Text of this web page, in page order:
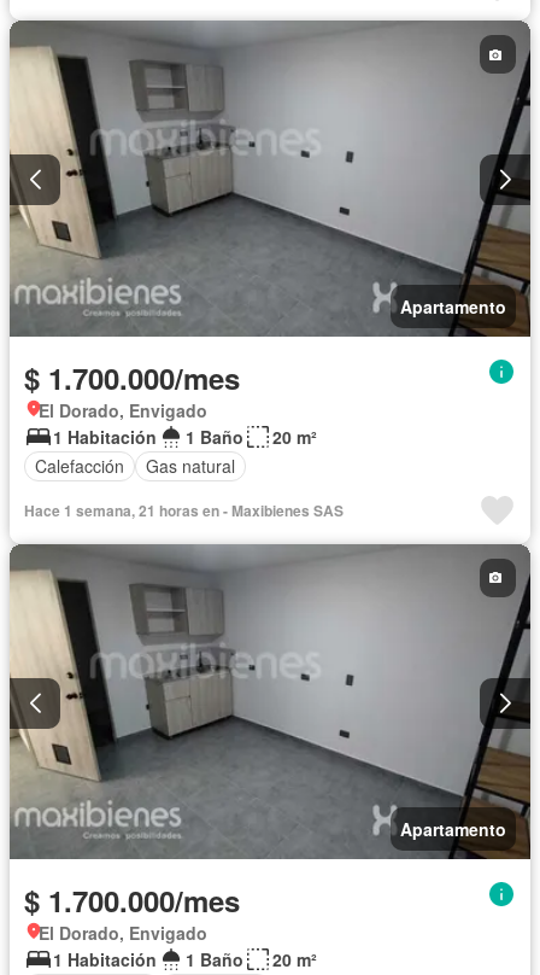
Apartamento
$ 1.700.000/mes
El Dorado, Envigado
1 Habitación
1 Baño
20 m²
Calefacción
Gas natural
Hace 1 semana, 21 horas en - Maxibienes SAS
Apartamento
$ 1.700.000/mes
El Dorado, Envigado
1 Habitación
1 Baño
20 m²